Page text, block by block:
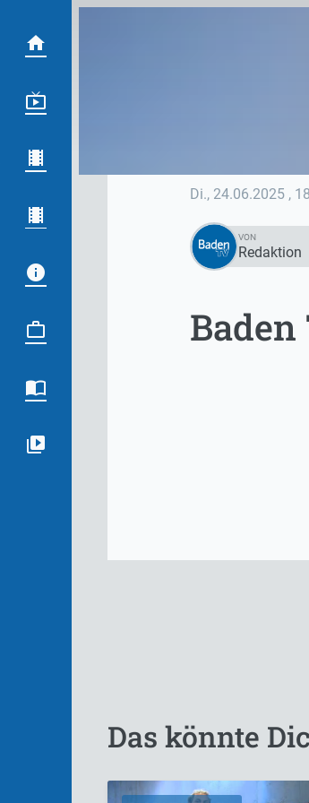
Di., 24.06.2025 ,
VON
Redaktion
Das könnte